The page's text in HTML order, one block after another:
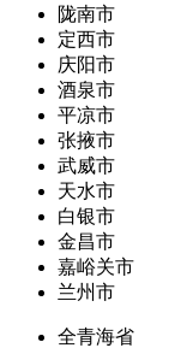
陇南市
定西市
庆阳市
酒泉市
平凉市
张掖市
武威市
天水市
白银市
金昌市
嘉峪关市
兰州市
全青海省